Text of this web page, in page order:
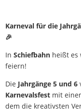
Karneval für die
🎉
InSchiefbahn heißt
feiern!
Die Jahrgänge 5 und 6
Karnevalsfest mit
dem die kreativsten